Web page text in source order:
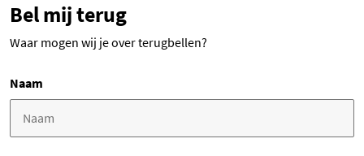
Bel mij terug
Waar mogen wij je over terugbellen?
Naam